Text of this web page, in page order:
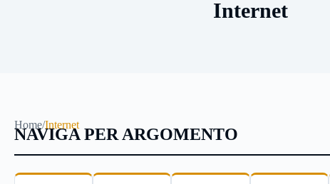
Internet
Home/Internet
NAVIGA PER ARGOMENTO